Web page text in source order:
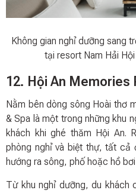
Không gian nghỉ dưỡng sang
tại resort Nam Hải
12. Hội An Memories
Nằm bên dòng sông Hoài thơ
& Spa là một trong những khu
khách khi ghé thăm Hội An.
phòng nghỉ và biệt thự, tất cả
hướng ra sông, phố hoặc hồ
Từ khu nghỉ dưỡng, du khách